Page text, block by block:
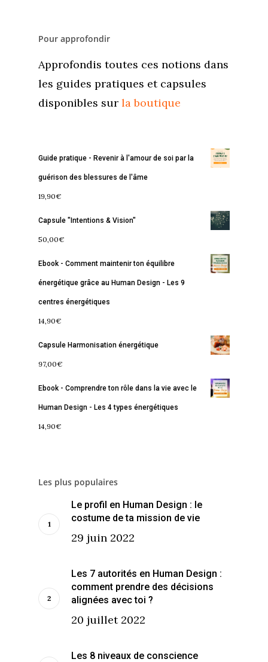
Pour approfondir
Approfondis toutes ces notions dans
les guides pratiques et capsules
disponibles sur la boutique
Guide pratique - Revenir à l'amour de soi par la
guérison des blessures de l'âme
19,90€
Capsule "Intentions & Vision"
50,00€
Ebook - Comment maintenir ton équilibre
énergétique grâce au Human Design - Les 9
centres énergétiques
14,90€
Capsule Harmonisation énergétique
97,00€
Ebook - Comprendre ton rôle dans la vie avec le
Human Design - Les 4 types énergétiques
14,90€
Les plus populaires
Le profil en Human Design : le
costume de ta mission de vie
29 juin 2022
Les 7 autorités en Human Design :
comment prendre des décisions
alignées avec toi ?
20 juillet 2022
Les 8 niveaux de conscience
Commence ici
S’équilibrer
Lectures de Human
Programmes
À propos